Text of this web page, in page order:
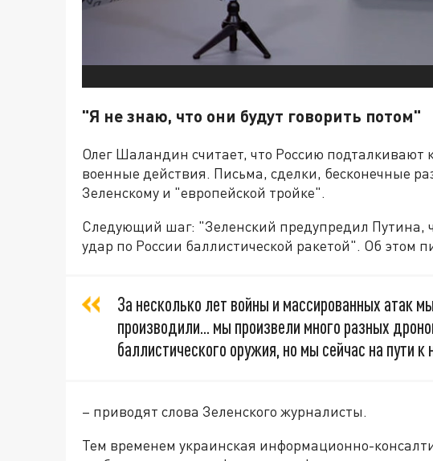
"Я не знаю, что они будут говорить потом"
Олег Шаландин считает, что Россию подталкивают
военные действия. Письма, сделки, бесконечные
Зеленскому и "европейской тройке".
Следующий шаг: "Зеленский предупредил Путина,
удар по России баллистической ракетой". Об этом
За несколько лет войны и массированных атак
производили... мы произвели много разных
баллистического оружия, но мы сейчас на пути к
– приводят слова Зеленского журналисты.
Тем временем украинская информационно-